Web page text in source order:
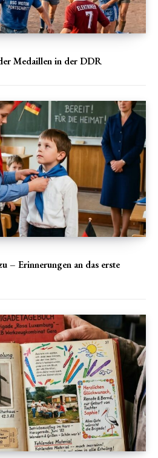
Medaillen in der DDR
– Erinnerungen an das erste